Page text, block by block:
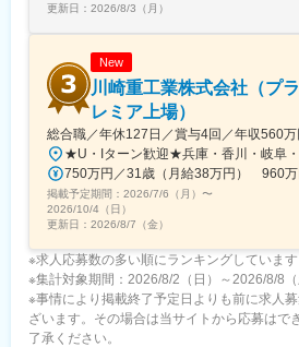
更新日： 2026/8/3（月）
New
川崎重工業株式会社（プ
レミア上場）
総合職／年休127日／賞与4回／年収560
掲載予定期間： 2026/7/6（月） 〜
2026/10/4（日）
更新日： 2026/8/7（金）
※求人応募数の多い順にランキングしています
※集計対象期間：2026/8/2（日）～2026/8/8（
※事情により掲載終了予定日よりも前に求人
ざいます。その場合は当サイトから応募はで
了承ください。